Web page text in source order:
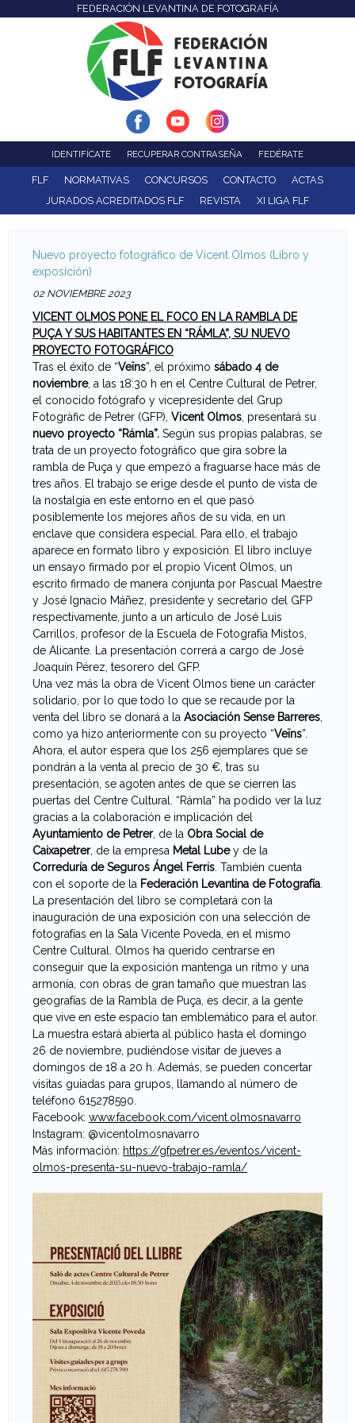
Pasar
al
contenido
principal
F
r
c
FEDERACIÓN LEVANTINA DE FOTOGRAFÍA
IDENTIFÍCATE RECUPERAR CONTRASEÑA FEDÉRATE
FLF NORMATIVAS CONCURSOS CONTACTO
ACTAS
JURADOS ACREDITADOS FLF
REVISTA XI LIGA FLF
Nuevo proyecto fotográfico de Vicent Olmos (Libro y
exposición)
02 NOVIEMBRE 2023
VICENT OLMOS PONE EL FOCO EN LA RAMBLA DE
PUÇA Y SUS HABITANTES EN “RÁMLA”, SU NUEVO
PROYECTO FOTOGRÁFICO
Tras el éxito de “Veïns”, el próximo sábado 4 de
noviembre, a las 18:30 h en el Centre Cultural de Petrer,
el conocido fotógrafo y vicepresidente del Grup
Fotogràfic de Petrer (GFP), Vicent Olmos , presentará su
nuevo proyecto “Rámla”. Según sus propias palabras, se
trata de un proyecto fotográfico que gira sobre la
rambla de Puça y que empezó a fraguarse hace más de
tres años. El trabajo se erige desde el punto de vista de
la nostalgia en este entorno en el que pasó
posiblemente los mejores años de su vida, en un
enclave que considera especial. Para ello, el trabajo
aparece en formato libro y exposición. El libro incluye
un ensayo firmado por el propio Vicent Olmos, un
escrito firmado de manera conjunta por Pascual Maestre
y José Ignacio Máñez, presidente y secretario del GFP
respectivamente, junto a un artículo de José Luis
Carrillos, profesor de la Escuela de Fotografía Mistos,
de Alicante. La presentación correrá a cargo de José
Joaquín Pérez, tesorero del GFP.
Una vez más la obra de Vicent Olmos tiene un carácter
solidario, por lo que todo lo que se recaude por la
venta del libro se donará a la Asociación Sense Barreres
como ya hizo anteriormente con su proyecto “Veïns”.
Ahora, el autor espera que los 256 ejemplares que se
pondrán a la venta al precio de 30 €, tras su
presentación, se agoten antes de que se cierren las
puertas del Centre Cultural. “Rámla” ha podido ver la luz
gracias a la colaboración e implicación del
Ayuntamiento de Petrer, de la Obra Social de
Caixapetrer, de la empresa Metal Lubey de la
Correduría de Seguros Ángel Ferris . También cuenta
con el soporte de la Federación Levantina de Fotografía
La presentación del libro se completará con la
inauguración de una exposición con una selección de
fotografías en la Sala Vicente Poveda, en el mismo
Centre Cultural. Olmos ha querido centrarse en
conseguir que la exposición mantenga un ritmo y una
armonía, con obras de gran tamaño que muestran las
geografías de la Rambla de Puça, es decir, a la gente
que vive en este espacio tan emblemático para el autor.
La muestra estará abierta al público hasta el domingo
26 de noviembre, pudiéndose visitar de jueves a
domingos de 18 a 20 h. Además, se pueden concertar
visitas guiadas para grupos, llamando al número de
teléfono 615278590.
Facebook: www.facebook.com/vicent.olmosnavarro
Instagram: @vicentolmosnavarro
Más información: https://gfpetrer.es/eventos/vicent-
olmos-presenta-su-nuevo-trabajo-ramla/